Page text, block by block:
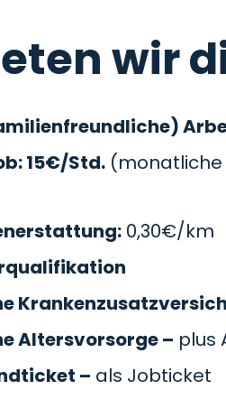
wir
15€/Std. (monatliche
0,30€/km
Altersvorsorge – plus
– als Jobticket